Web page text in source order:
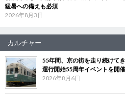
猛暑への備えも必須
2026年8月3日
カルチャー
55年間、京の街を走り続けて
運行開始55周年イベントを開催
2026年8月6日